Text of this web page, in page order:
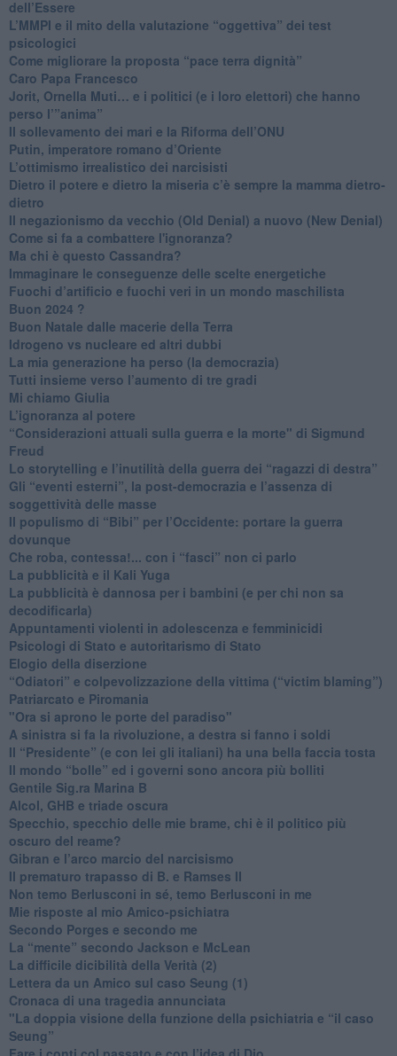
dell’Essere
​L’MMPI e il mito della valutazione “oggettiva” dei test
psicologici
Come migliorare la proposta “pace terra dignità”
Caro Papa Francesco
​Jorit, Ornella Muti… e i politici (e i loro elettori) che hanno
perso l’”anima”
​Il sollevamento dei mari e la Riforma dell’ONU
Putin, imperatore romano d’Oriente
​L’ottimismo irrealistico dei narcisisti
​Dietro il potere e dietro la miseria c’è sempre la mamma dietro-
dietro
Il negazionismo da vecchio (Old Denial) a nuovo (New Denial)
Come si fa a combattere l'ignoranza?
Ma chi è questo Cassandra?
Immaginare le conseguenze delle scelte energetiche
​Fuochi d’artificio e fuochi veri in un mondo maschilista
Buon 2024 ?
​Buon Natale dalle macerie della Terra
​Idrogeno vs nucleare ed altri dubbi
​La mia generazione ha perso (la democrazia)
​Tutti insieme verso l’aumento di tre gradi
Mi chiamo Giulia
L’ignoranza al potere
​“Considerazioni attuali sulla guerra e la morte" di Sigmund
Freud
​Lo storytelling e l’inutilità della guerra dei “ragazzi di destra”
​Gli “eventi esterni”, la post-democrazia e l’assenza di
soggettività delle masse
​Il populismo di “Bibi” per l’Occidente: portare la guerra
dovunque
​Che roba, contessa!... con i “fasci” non ci parlo
La pubblicità e il Kali Yuga
​La pubblicità è dannosa per i bambini (e per chi non sa
decodificarla)
​Appuntamenti violenti in adolescenza e femminicidi
​Psicologi di Stato e autoritarismo di Stato
Elogio della diserzione
“Odiatori” e colpevolizzazione della vittima (“victim blaming”)
​Patriarcato e Piromania
"Ora si aprono le porte del paradiso"
​A sinistra si fa la rivoluzione, a destra si fanno i soldi
​Il “Presidente” (e con lei gli italiani) ha una bella faccia tosta
​Il mondo “bolle” ed i governi sono ancora più bolliti
​Gentile Sig.ra Marina B
​Alcol, GHB e triade oscura
​Specchio, specchio delle mie brame, chi è il politico più
oscuro del reame?
​Gibran e l’arco marcio del narcisismo
​Il prematuro trapasso di B. e Ramses II
​Non temo Berlusconi in sé, temo Berlusconi in me
​Mie risposte al mio Amico-psichiatra
​Secondo Porges e secondo me
​La “mente” secondo Jackson e McLean
La difficile dicibilità della Verità (2)
​Lettera da un Amico sul caso Seung (1)
​Cronaca di una tragedia annunciata
"​La doppia visione della funzione della psichiatria e “il caso
Seung”